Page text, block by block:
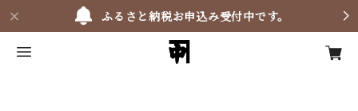
ふるさと納税お申込み受付中です。